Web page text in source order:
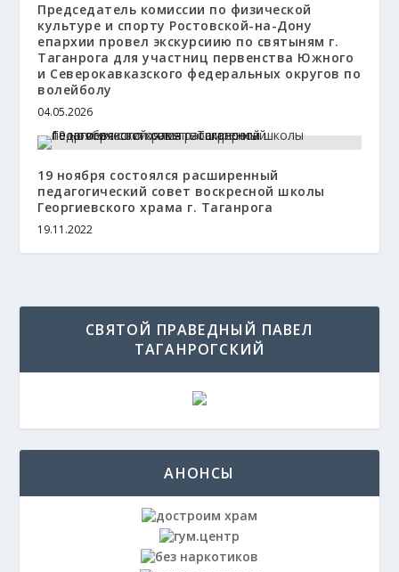
Председатель комиссии по физической
культуре и спорту Ростовской-на-Дону
епархии провел экскурсиию по святыням г.
Таганрога для участниц первенства Южного
и Северокавказского федеральных округов по
волейболу
04.05.2026
19 ноября состоялся расширенный
педагогический совет воскресной школы
Георгиевского храма г. Таганрога
19.11.2022
СВЯТОЙ ПРАВЕДНЫЙ ПАВЕЛ
ТАГАНРОГСКИЙ
АНОНСЫ